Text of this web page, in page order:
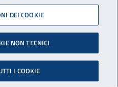
lavorativa
di un datore di lavoro
DEI COOKIE
NON TECNICI
I COOKIE